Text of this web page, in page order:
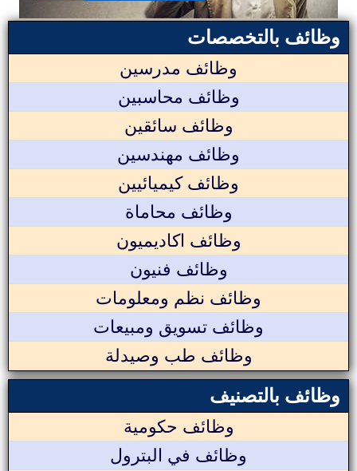
وظائف بالتخصصات
وظائف مدرسين
وظائف محاسبين
وظائف سائقين
وظائف مهندسين
وظائف كيميائيين
وظائف محاماة
وظائف اكاديميون
وظائف فنيون
وظائف نظم ومعلومات
وظائف تسويق ومبيعات
وظائف طب وصيدلة
وظائف بالتصنيف
وظائف حكومية
وظائف في البترول